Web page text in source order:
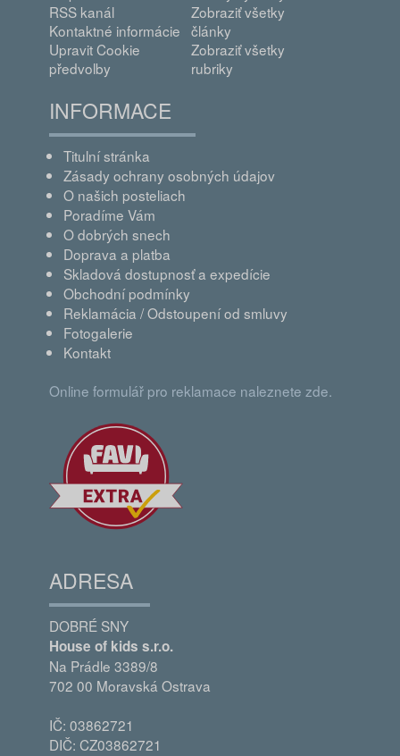
RSS kanál
Kontaktné informácie
Upravit Cookie
předvolby
Zobraziť všetky
články
Zobraziť všetky
rubriky
INFORMACE
Titulní stránka
Zásady ochrany osobných údajov
O našich posteliach
Poradíme Vám
O dobrých snech
Doprava a platba
Skladová dostupnosť a expedície
Obchodní podmínky
Reklamácia / Odstoupení od smluvy
Fotogalerie
Kontakt
Online formulář pro reklamace naleznete zde.
ADRESA
DOBRÉ SNY
House of kids s.r.o.
Na Prádle 3389/8
702 00 Moravská Ostrava
IČ: 03862721
DIČ: CZ03862721